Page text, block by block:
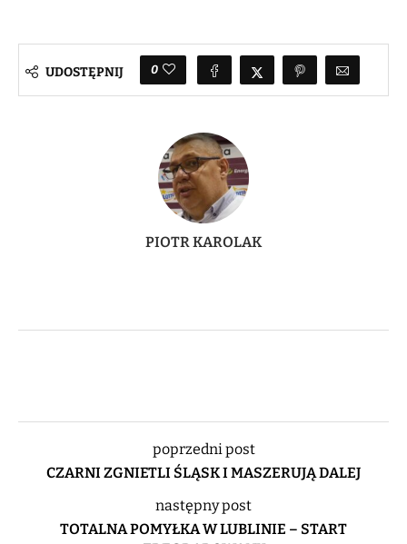
UDOSTĘPNIJ 0
PIOTR KAROLAK
poprzedni post
CZARNI ZGNIETLI ŚLĄSK I MASZERUJĄ DALEJ
następny post
TOTALNA POMYŁKA W LUBLINIE – START